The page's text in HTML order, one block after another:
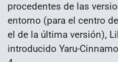
procedentes de las
entorno (para el centro
el de la última versión),
introducido Yaru-